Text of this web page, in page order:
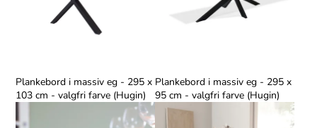
Plankebord i massiv eg - 295 x
103 cm - valgfri farve (Hugin)
Plankebord i massiv eg - 295 x
95 cm - valgfri farve (Hugin)